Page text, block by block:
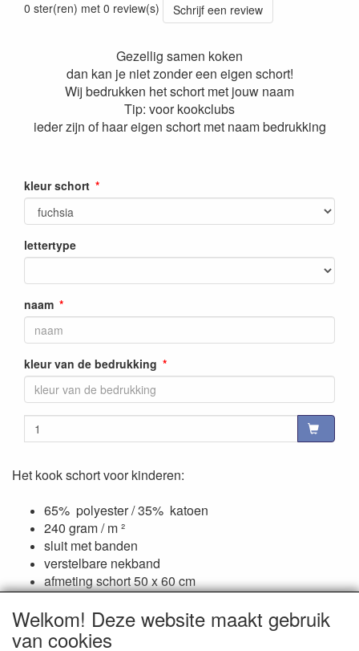
0 ster(ren) met 0 review(s)
Schrijf een review
Gezellig samen koken
dan kan je niet zonder een eigen schort!
Wij bedrukken het schort met jouw naam
Tip: voor kookclubs
ieder zijn of haar eigen schort met naam bedrukking
kleur schort
lettertype
naam
kleur van de bedrukking
Het kook schort voor kinderen:
65% polyester / 35% katoen
240 gram / m ²
sluit met banden
verstelbare nekband
afmeting schort 50 x 60 cm
wasbaar tot 60°C
Welkom! Deze website maakt gebruik
van cookies